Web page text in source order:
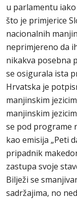
u parlamentu
što je primjerice
nacionalnih
neprimjereno da
nikakva posebna
se osigurala ista
Hrvatska je
manjinskim
manjinskim
se pod programe
kao emisija „Peti
pripadnik
zastupa svoje
Bilježi se
sadržajima, no